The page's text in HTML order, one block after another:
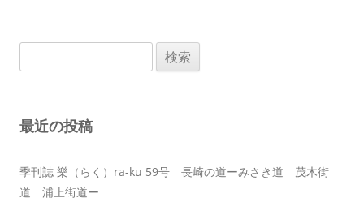
ョ
索:
最近の投稿
季刊誌 樂（らく）ra-ku 59号 長崎の道ーみさき道 茂木街
道 浦上街道ー